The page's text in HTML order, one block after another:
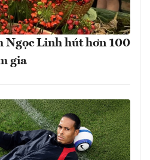
Ngọc Linh hút hơn 100
gia